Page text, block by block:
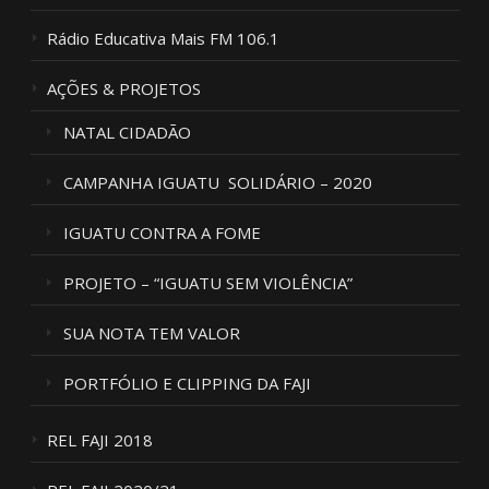
Rádio Educativa Mais FM 106.1
AÇÕES & PROJETOS
NATAL CIDADÃO
CAMPANHA IGUATU SOLIDÁRIO – 2020
IGUATU CONTRA A FOME
PROJETO – “IGUATU SEM VIOLÊNCIA”
SUA NOTA TEM VALOR
PORTFÓLIO E CLIPPING DA FAJI
REL FAJI 2018